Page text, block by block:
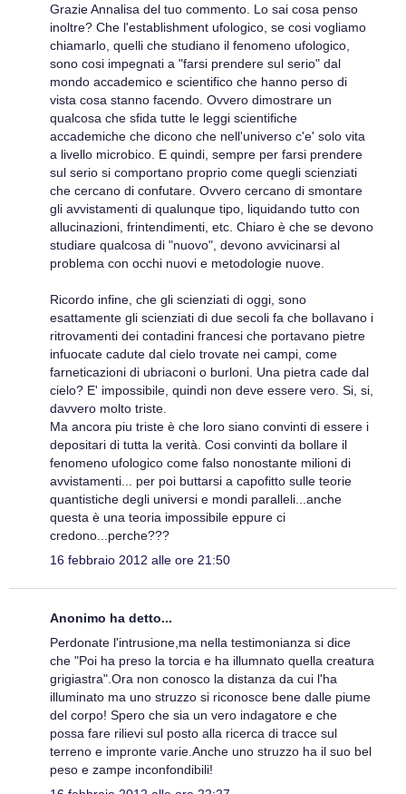
Grazie Annalisa del tuo commento. Lo sai cosa penso
inoltre? Che l'establishment ufologico, se cosi vogliamo
chiamarlo, quelli che studiano il fenomeno ufologico,
sono cosi impegnati a "farsi prendere sul serio" dal
mondo accademico e scientifico che hanno perso di
vista cosa stanno facendo. Ovvero dimostrare un
qualcosa che sfida tutte le leggi scientifiche
accademiche che dicono che nell'universo c'e' solo vita
a livello microbico. E quindi, sempre per farsi prendere
sul serio si comportano proprio come quegli scienziati
che cercano di confutare. Ovvero cercano di smontare
gli avvistamenti di qualunque tipo, liquidando tutto con
allucinazioni, frintendimenti, etc. Chiaro è che se devono
studiare qualcosa di "nuovo", devono avvicinarsi al
problema con occhi nuovi e metodologie nuove.
Ricordo infine, che gli scienziati di oggi, sono
esattamente gli scienziati di due secoli fa che bollavano i
ritrovamenti dei contadini francesi che portavano pietre
infuocate cadute dal cielo trovate nei campi, come
farneticazioni di ubriaconi o burloni. Una pietra cade dal
cielo? E' impossibile, quindi non deve essere vero. Si, si,
davvero molto triste.
Ma ancora piu triste è che loro siano convinti di essere i
depositari di tutta la verità. Cosi convinti da bollare il
fenomeno ufologico come falso nonostante milioni di
avvistamenti... per poi buttarsi a capofitto sulle teorie
quantistiche degli universi e mondi paralleli...anche
questa è una teoria impossibile eppure ci
credono...perche???
16 febbraio 2012 alle ore 21:50
Anonimo ha detto...
Perdonate l'intrusione,ma nella testimonianza si dice
che "Poi ha preso la torcia e ha illumnato quella creatura
grigiastra".Ora non conosco la distanza da cui l'ha
illuminato ma uno struzzo si riconosce bene dalle piume
del corpo! Spero che sia un vero indagatore e che
possa fare rilievi sul posto alla ricerca di tracce sul
terreno e impronte varie.Anche uno struzzo ha il suo bel
peso e zampe inconfondibili!